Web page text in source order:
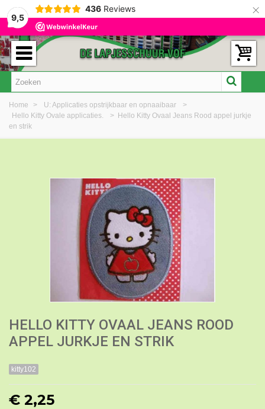
9,5
436 Reviews ×
Home > U: Applicaties opstrijkbaar en opnaaibaar
>
Hello Kitty Ovale applicaties.
> Hello Kitty Ovaal Jeans Rood appel jurkje
en strik
HELLO KITTY OVAAL JEANS ROOD
APPEL JURKJE EN STRIK
kitty102
€ 2,25